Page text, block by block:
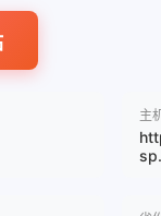
主